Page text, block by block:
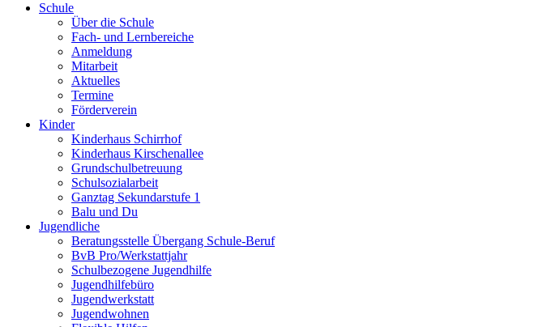
Schule
Über die Schule
Fach- und Lernbereiche
Anmeldung
Mitarbeit
Aktuelles
Termine
Förderverein
Kinder
Kinderhaus Schirrhof
Kinderhaus Kirschenallee
Grundschulbetreuung
Schulsozialarbeit
Ganztag Sekundarstufe 1
Balu und Du
Jugendliche
Beratungsstelle Übergang Schule-Beruf
BvB Pro/Werkstattjahr
Schulbezogene Jugendhilfe
Jugendhilfebüro
Jugendwerkstatt
Jugendwohnen